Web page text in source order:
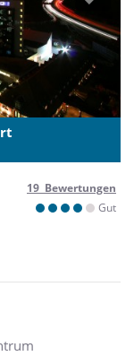
19 Bewertungen
Gut